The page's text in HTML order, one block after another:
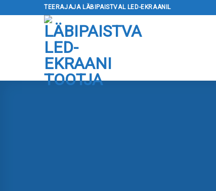
sisu
TEERAJAJA LÄBIPAISTVAL LED-EKRAANIL